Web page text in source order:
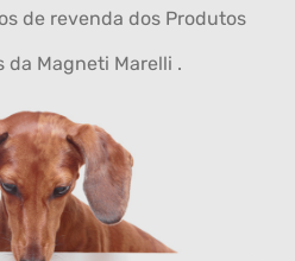
de revenda dos Produtos
da Magneti Marelli .